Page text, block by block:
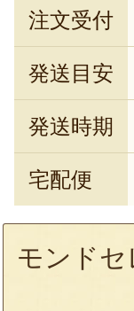
注文受付
発送目安
発送時期
宅配便
モンド